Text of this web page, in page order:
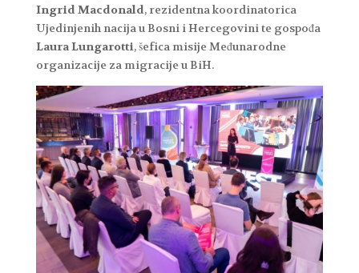
Ingrid Macdonald, rezidentna koordinatorica
Ujedinjenih nacija u Bosni i Hercegovini te gospođa
Laura Lungarotti, šefica misije Međunarodne
organizacije za migracije u BiH.